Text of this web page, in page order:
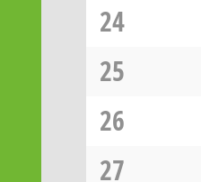
24
25
26
27